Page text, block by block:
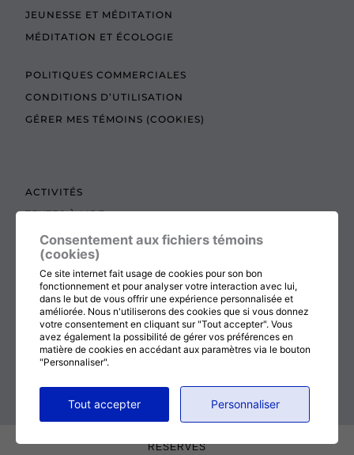
JEUNESSE ET MÉDITATION
MÉDITATION ET ÉCOLOGIE
POLITIQUES COMMERCIALES
CONDITIONS D’UTILISATION
GÉRER MES TÉMOINS (COOKIES)
ACTIVITÉS
TEXTES À LIRE
ADMINISTRATION
BOUTIQUE
COTISATION, RENOUVELLEMENT ET ÉCHOS
DON
CONTACTEZ-NOUS
RÉSERVÉS
Consentement aux fichiers témoins
(cookies)
Ce site internet fait usage de cookies pour son bon
fonctionnement et pour analyser votre interaction avec lui,
dans le but de vous offrir une expérience personnalisée et
améliorée. Nous n'utiliserons des cookies que si vous donnez
votre consentement en cliquant sur "Tout accepter". Vous
avez également la possibilité de gérer vos préférences en
matière de cookies en accédant aux paramètres via le bouton
"Personnaliser".
Tout accepter Personnaliser